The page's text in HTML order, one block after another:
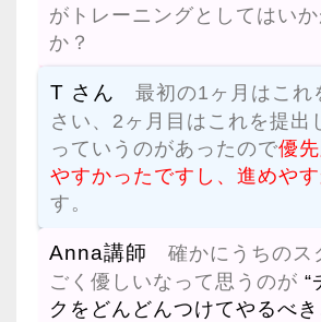
がトレーニングとしてはい
か？
T さん 最初の1ヶ月はこれ
さい、2ヶ月目はこれを提出
っていうのがあったので優
やすかったですし、進めや
す。
Anna講師 確かにうちのス
ごく優しいなって思うのが “
クをどんどんつけてやるべ